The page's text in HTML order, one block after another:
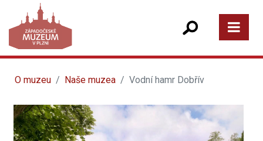
O muzeu Naše muzea Vodní hamr Dobřív